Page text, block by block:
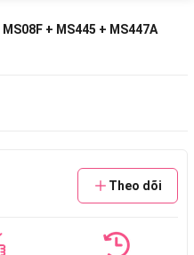
MS08F + MS445 + MS447A
Theo dõi